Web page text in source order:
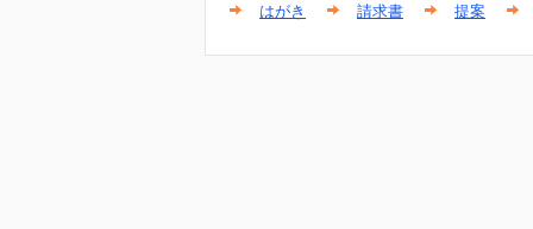
はがき 請求書 提案